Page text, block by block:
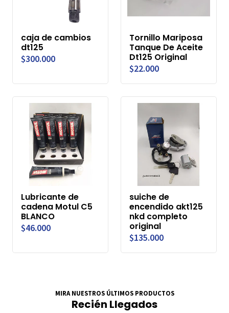
caja de cambios
dt125
$300.000
Tornillo Mariposa
Tanque De Aceite
Dt125 Original
$22.000
Lubricante de
cadena Motul C5
BLANCO
$46.000
suiche de
encendido akt125
nkd completo
original
$135.000
MIRA NUESTROS ÚLTIMOS PRODUCTOS
Recién Llegados